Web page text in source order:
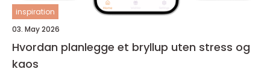
inspiration
03. May 2026
Hvordan planlegge et bryllup uten stress og
kaos